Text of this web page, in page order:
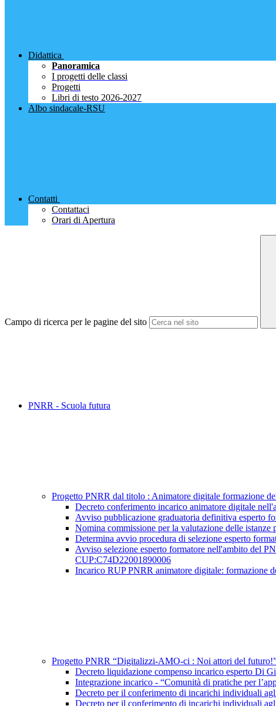
Didattica
Panoramica
I progetti delle classi
Progetti
Libri di testo 2026-2027
Albo sindacale-RSU
Contatti
Contattaci
Orari di Apertura
Campo di ricerca per le pagine del sito
PNRR - Scuola futura
Progetto PNRR dal titolo : Animatore digitale formazione
Decreto conferimento incarico animatore digitale
Avviso pubblicazione graduatoria definitiva esperto
Nomina commissione per la valutazione delle
Determina avvio procedura di selezione esperto
Avviso selezione esperto formatore nell'ambito del
CUP:C74D22001890006
Incarico RUP PNRR animatore digitale: formazione
Progetto PNRR “Digitalizzi-AMO-ci : Noi attori del
Decreto liquidazione compenso incarico esperto Di
Integrazione incarico - “Comunità di pratiche per
Decreto per il conferimento di incarichi individuali
Decreto per il conferimento di incarichi individuali